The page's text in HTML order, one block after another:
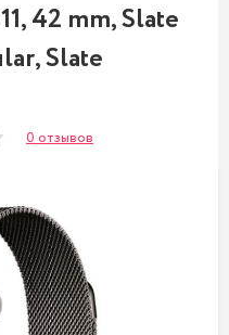
42 mm, Slate
Slate
0 отзывов